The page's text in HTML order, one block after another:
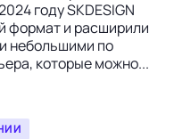
году SKDESIGN
формат и расширили
небольшими по
которые можно...